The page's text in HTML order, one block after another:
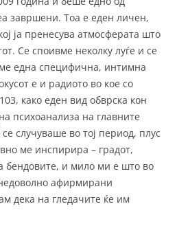
завршени. Тоа е еден личен,
ја пренесува атмосферата што
Се споивме неколку луѓе и се
една специфична, интимна
е и радиото во кое со
како еден вид обврска кон
психоанализа на главните
случуваше во тој период, плус
ме инспирира – градот,
бендовите, и мило ми е што во
афирмирани
дека на гледачите ќе им